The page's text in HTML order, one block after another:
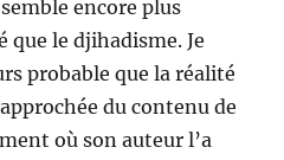
encore plus
le djihadisme. Je
probable que la réalité
du contenu de
où son auteur l’a